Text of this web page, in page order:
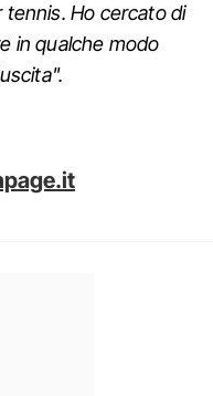
tennis. Ho cercato di
in qualche modo